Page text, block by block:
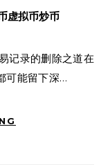
虚拟币炒币
可能留下深…